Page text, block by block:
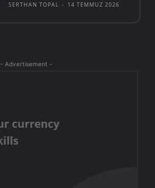
SERTHAN TOPAL - 14 TEMMUZ 2026
- Advertisement -